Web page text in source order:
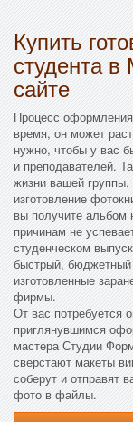
Купить
студента
сайте
Процесс
время, он может
нужно, чтобы у вас
и преподавателей.
жизни вашей
изготовление
вы получите альбом
причинам не
студенческом
быстрый, бюджетный
изготовленные
фирмы.
От вас потребуется
приглянувшимся
мастера Студии
сверстают макеты
соберут и отправят
фото в файлы.